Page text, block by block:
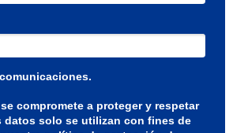
compromete a proteger y respetar
datos solo se utilizan con fines de